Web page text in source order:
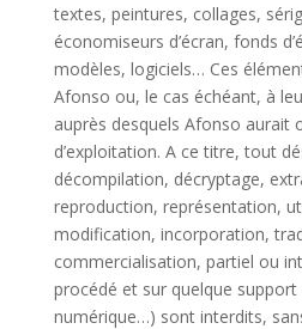
textes, peintures, collages,
économiseurs d’écran, fonds
modèles, logiciels… Ces
Afonso ou, le cas échéant, à
auprès desquels Afonso aurait
d’exploitation. A ce titre, tout
décompilation, décryptage,
reproduction, représentation,
modification, incorporation,
commercialisation, partiel ou
procédé et sur quelque
numérique…) sont interdits,